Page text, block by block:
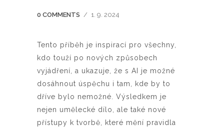
0 COMMENTS / 1. 9. 2024
Tento příběh je inspirací pro všechny,
kdo touží po nových způsobech
vyjádření, a ukazuje, že s AI je možné
dosáhnout úspěchu i tam, kde by to
dříve bylo nemožné. Výsledkem je
nejen umělecké dílo, ale také nové
přístupy k tvorbě, které mění pravidla